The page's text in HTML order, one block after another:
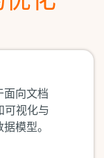
向文档
可视化与
模型。